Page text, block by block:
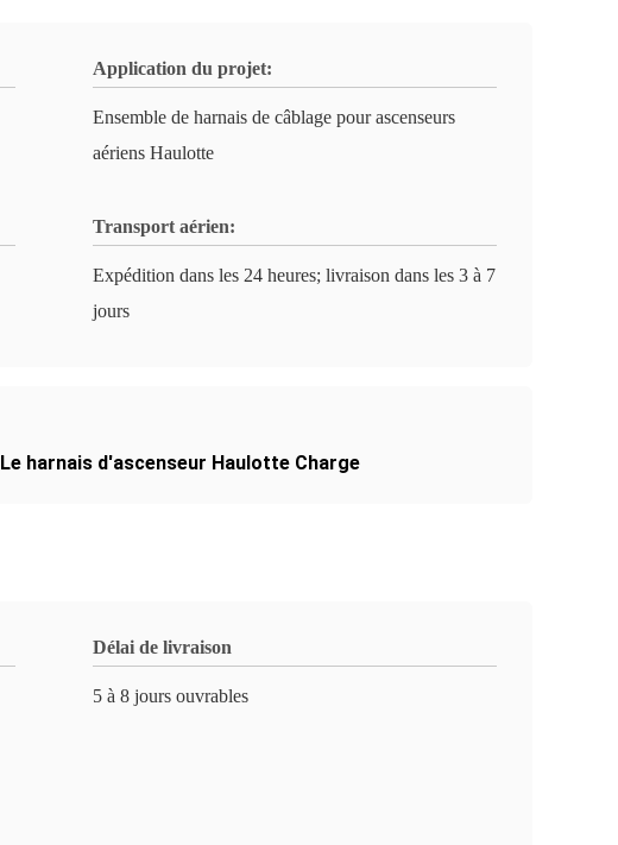
Application du projet:
Ensemble de harnais de câblage pour ascenseurs
aériens Haulotte
Transport aérien:
Expédition dans les 24 heures; livraison dans les 3 à 7
jours
Le harnais d'ascenseur Haulotte Charge
Délai de livraison
5 à 8 jours ouvrables